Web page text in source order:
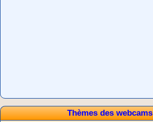
Thèmes des webcams